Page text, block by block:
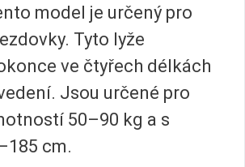
model je určený pro
Tyto lyže
ve čtyřech délkách
Jsou určené pro
50–90 kg a s
cm.